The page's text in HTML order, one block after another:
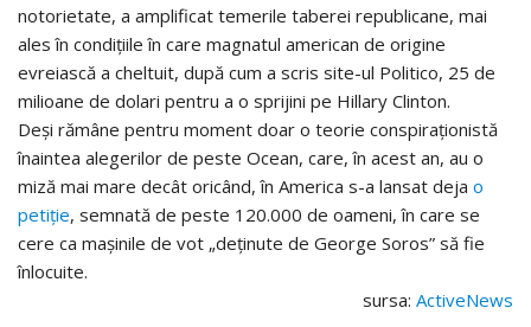
notorietate, a amplificat temerile taberei republicane, mai
ales în condițiile în care magnatul american de origine
evreiască a cheltuit, după cum a scris site-ul Politico, 25 de
milioane de dolari pentru a o sprijini pe Hillary Clinton.
Deși rămâne pentru moment doar o teorie conspiraționistă
înaintea alegerilor de peste Ocean, care, în acest an, au o
miză mai mare decât oricând, în America s-a lansat deja o
petiție, semnată de peste 120.000 de oameni, în care se
cere ca mașinile de vot „deținute de George Soros” să fie
înlocuite.
sursa: ActiveNews